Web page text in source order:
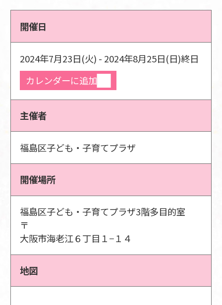
開催日
2024年7月23日(火) - 2024年8月25日(日)終日
カレンダーに追加
主催者
福島区子ども・子育てプラザ
開催場所
福島区子ども・子育てプラザ3階多目的室
〒
大阪市海老江６丁目１−１４
地図